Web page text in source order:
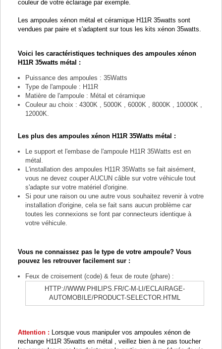
couleur de votre éclairage par exemple.
Les ampoules xénon métal et céramique H11R 35watts sont
vendues par paire et s'adaptent sur tous les kits xénon 35watts.
Voici les caractéristiques techniques des ampoules xénon
H11R 35watts métal :
Puissance des ampoules : 35Watts
Type de l'ampoule : H11R
Matière de l'ampoule : Métal et céramique
Couleur au choix : 4300K , 5000K , 6000K , 8000K , 10000K ,
12000K.
Les plus des ampoules xénon H11R 35Watts métal :
Le support et l'embase de l'ampoule H11R 35Watts est en
métal.
L'installation des ampoules H11R 35Watts se fait aisément,
vous ne devez couper AUCUN câble sur votre véhicule tout
s'adapte sur votre matériel d'origine.
Si pour une raison ou une autre vous souhaitez revenir à votre
installation d'origine, cela se fait sans aucun problème car
toutes les connexions se font par connecteurs identique à
votre véhicule.
Vous ne connaissez pas le type de votre ampoule? Vous
pouvez les retrouver facilement sur :
Feux de croisement (code) & feux de route (phare) :
HTTP://WWW.PHILIPS.FR/C-M-LI/ECLAIRAGE-
AUTOMOBILE/PRODUCT-SELECTOR.HTML
Attention : Lorsque vous manipuler vos ampoules xénon de
rechange H11R 35watts en métal , veillez bien à ne pas toucher